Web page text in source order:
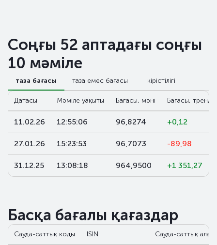
Соңғы 52 аптадағы соңғы
10 мәміле
таза бағасы таза емес бағасы кірістілігі
Датасы Мәміле уақыты Бағасы, мәні Бағасы, тренд,
11.02.26 12:55:06 96,8274 +0,12
27.01.26 15:23:53 96,7073 -89,98
31.12.25 13:08:18 964,9500 +1 351,27
Басқа бағалы қағаздар
Сауда-саттық коды ISIN Сауда-саттық алаң